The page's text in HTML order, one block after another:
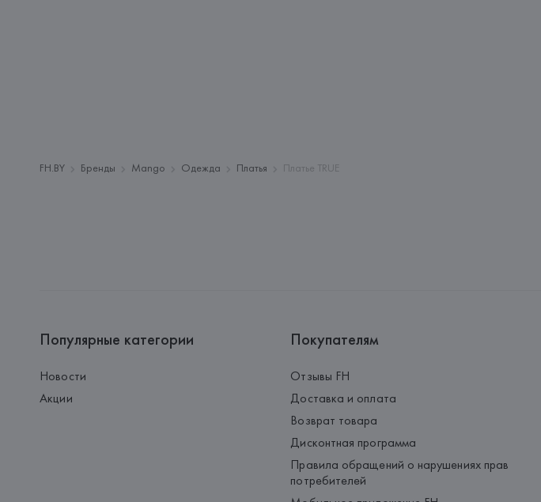
FH.BY Бренды Mango Одежда Платья Платье TRUE
Популярные категории
Новости
Акции
Покупателям
Отзывы FH
Доставка и оплата
Возврат товара
Дисконтная программа
Правила обращений о нарушениях прав
потребителей